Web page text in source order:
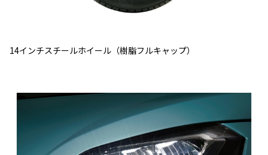
14インチスチールホイール（樹脂フルキャップ）